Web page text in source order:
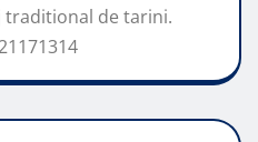
traditional de tarini.